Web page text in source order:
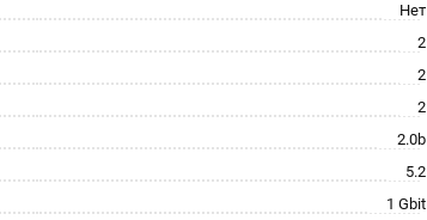
Нет
2
2
2
2.0b
5.2
1 Gbit